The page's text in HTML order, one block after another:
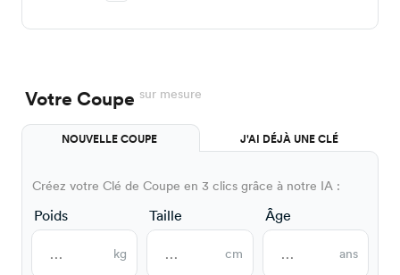
Votre Coupe sur mesure
NOUVELLE COUPE J'AI DÉJÀ UNE CLÉ
Créez votre Clé de Coupe en 3 clics grâce à notre IA :
Poids
kg
Taille
cm
Âge
ans